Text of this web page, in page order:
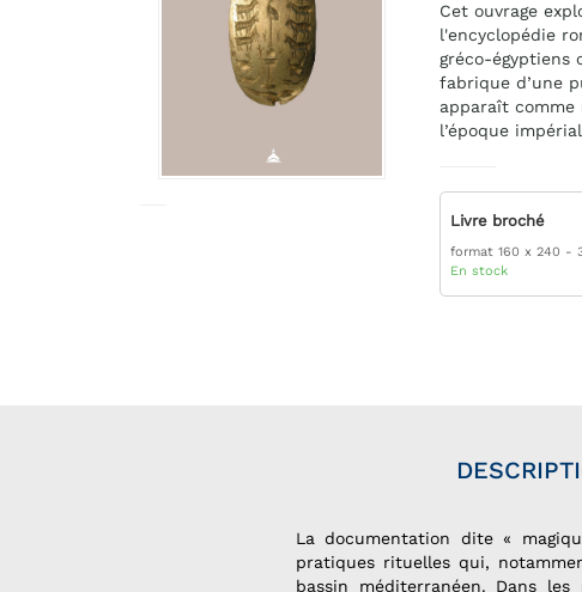
Cet ouvrage
l'encyclopédie
gréco-égyptiens
fabrique d’une
apparaît
l’époque
Livre broché
format 160 x 240
En stock
La documentation dite «
pratiques rituelles qui,
bassin méditerranéen. Dans